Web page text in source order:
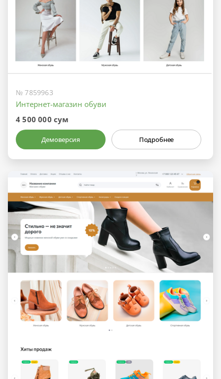
№ 7859963
Интернет-магазин обуви
4 500 000 сум
Демоверсия Подробнее